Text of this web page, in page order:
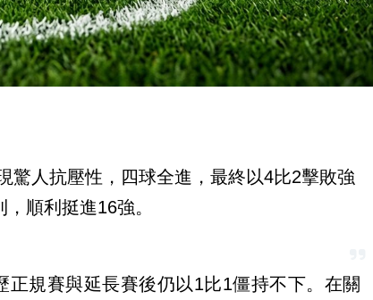
驚人抗壓性，四球全進，最終以4比2擊敗強
順利挺進16強。
規賽與延長賽後仍以1比1僵持不下。在關